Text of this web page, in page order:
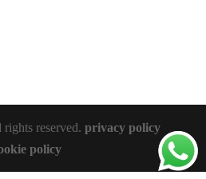
rights reserved.privacy policy
policy